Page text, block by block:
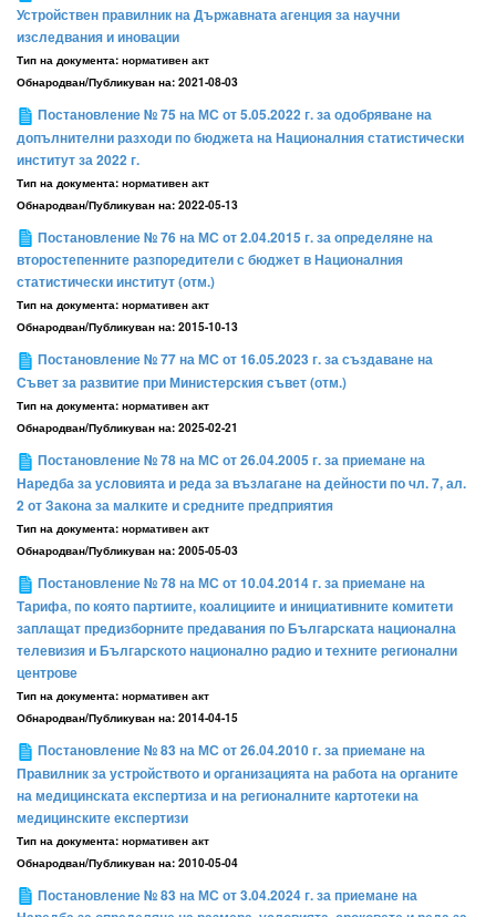
Устройствен правилник на Държавната агенция за научни
изследвания и иновации
Тип на документа: нормативен акт
Обнародван/Публикуван на: 2021-08-03
Постановление № 75 на МС от 5.05.2022 г. за одобряване на
допълнителни разходи по бюджета на Националния статистически
институт за 2022 г.
Тип на документа: нормативен акт
Обнародван/Публикуван на: 2022-05-13
Постановление № 76 на МС от 2.04.2015 г. за определяне на
второстепенните разпоредители с бюджет в Националния
статистически институт (отм.)
Тип на документа: нормативен акт
Обнародван/Публикуван на: 2015-10-13
Постановление № 77 на МС от 16.05.2023 г. за създаване на
Съвет за развитие при Министерския съвет (отм.)
Тип на документа: нормативен акт
Обнародван/Публикуван на: 2025-02-21
Постановление № 78 на МС от 26.04.2005 г. за приемане на
Наредба за условията и реда за възлагане на дейности по чл. 7, ал.
2 от Закона за малките и средните предприятия
Тип на документа: нормативен акт
Обнародван/Публикуван на: 2005-05-03
Постановление № 78 на МС от 10.04.2014 г. за приемане на
Тарифа, по която партиите, коалициите и инициативните комитети
заплащат предизборните предавания по Българската национална
телевизия и Българското национално радио и техните регионални
центрове
Тип на документа: нормативен акт
Обнародван/Публикуван на: 2014-04-15
Постановление № 83 на МС от 26.04.2010 г. за приемане на
Правилник за устройството и организацията на работа на органите
на медицинската експертиза и на регионалните картотеки на
медицинските експертизи
Тип на документа: нормативен акт
Обнародван/Публикуван на: 2010-05-04
Постановление № 83 на МС от 3.04.2024 г. за приемане на